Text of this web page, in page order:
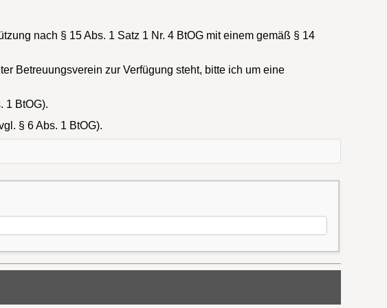
nach § 15 Abs. 1 Satz 1 Nr. 4 BtOG mit einem gemäß § 14
Betreuungsverein zur Verfügung steht, bitte ich um eine
1 BtOG).
§ 6 Abs. 1 BtOG).